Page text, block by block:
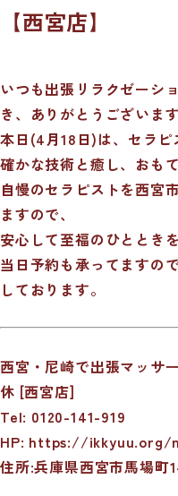
【西宮店】
いつも出張リラクゼーシ
き、ありがとうございます
本日(4月18日)は、セラピ
確かな技術と癒し、おも
自慢のセラピストを西宮
ますので、
安心して至福のひととき
当日予約も承ってますの
しております。
西宮・尼崎で出張マッサ
休 [西宮店]
Tel: 0120-141-919
HP: https://ikkyuu.org/
住所:兵庫県西宮市馬場町